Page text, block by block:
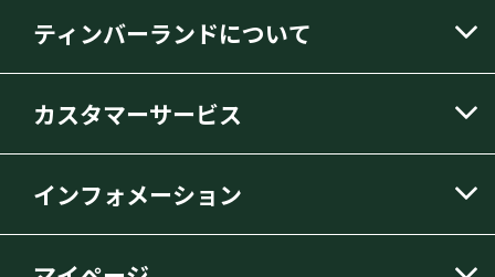
ティンバーランドについて
カスタマーサービス
インフォメーション